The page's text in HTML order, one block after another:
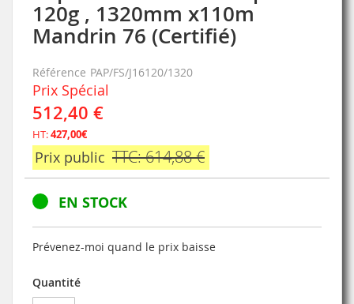
120g , 1320mm x110m
Mandrin 76 (Certifié)
Référence PAP/FS/J16120/1320
Prix Spécial
512,40 €
HT:427,00€
Prix public TTC: 614,88 €
EN STOCK
Prévenez-moi quand le prix baisse
Quantité
to
the
beginning
the
images
gallery